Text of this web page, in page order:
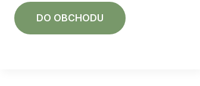
DO OBCHODU